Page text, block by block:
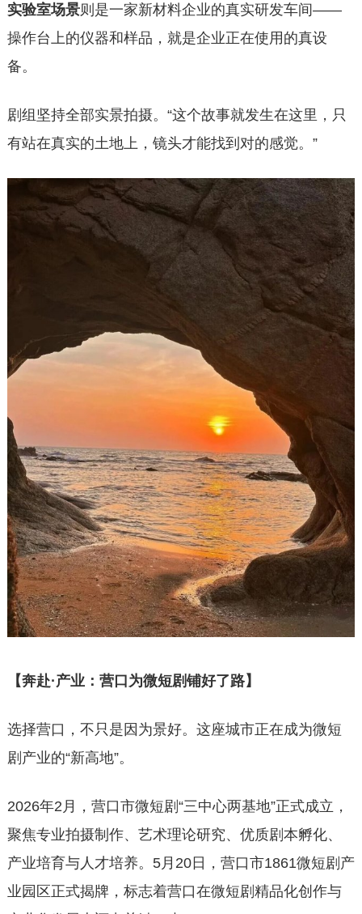
实验室场景则是一家新材料企业的真实研发车间——
操作台上的仪器和样品，就是企业正在使用的真设
备。
剧组坚持全部实景拍摄。“这个故事就发生在这里，只
有站在真实的土地上，镜头才能找到对的感觉。”
【奔赴·产业：营口为微短剧铺好了路】
选择营口，不只是因为景好。这座城市正在成为微短
剧产业的“新高地”。
2026年2月，营口市微短剧“三中心两基地”正式成立，
聚焦专业拍摄制作、艺术理论研究、优质剧本孵化、
产业培育与人才培养。5月20日，营口市1861微短剧产
业园区正式揭牌，标志着营口在微短剧精品化创作与